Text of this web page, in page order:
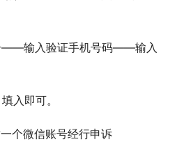
输入验证手机号码——输入
入即可。
个微信账号经行申诉